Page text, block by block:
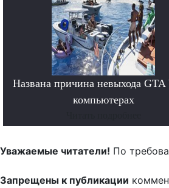
Названа причина невыхода
компьютерах
Уважаемые читатели! По
Запрещены к публикации